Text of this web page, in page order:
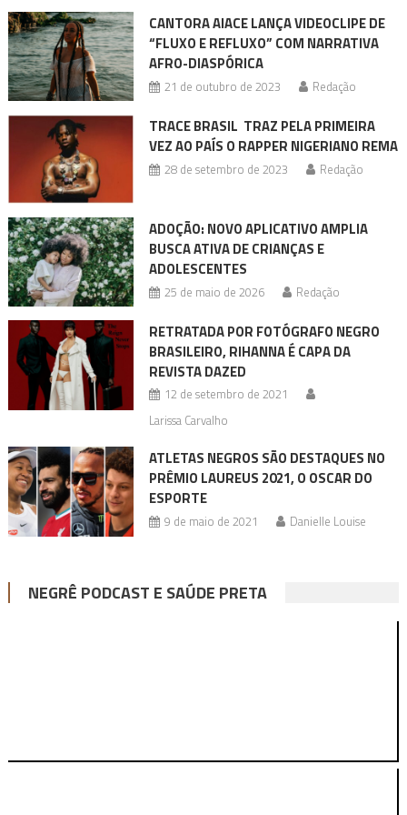
CANTORA AIACE LANÇA VIDEOCLIPE DE
“FLUXO E REFLUXO” COM NARRATIVA
AFRO-DIASPÓRICA
21 de outubro de 2023 Redação
TRACE BRASIL TRAZ PELA PRIMEIRA
VEZ AO PAÍS O RAPPER NIGERIANO REMA
28 de setembro de 2023 Redação
ADOÇÃO: NOVO APLICATIVO AMPLIA
BUSCA ATIVA DE CRIANÇAS E
ADOLESCENTES
25 de maio de 2026 Redação
RETRATADA POR FOTÓGRAFO NEGRO
BRASILEIRO, RIHANNA É CAPA DA
REVISTA DAZED
12 de setembro de 2021
Larissa Carvalho
ATLETAS NEGROS SÃO DESTAQUES NO
PRÊMIO LAUREUS 2021, O OSCAR DO
ESPORTE
9 de maio de 2021 Danielle Louise
NEGRÊ PODCAST E SAÚDE PRETA